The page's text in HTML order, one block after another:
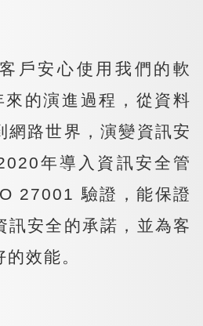
戶安心使用我們的軟
的演進過程，從資料
網路世界，演變資訊安
年導入資訊安全管
27001 驗證，能保證
訊安全的承諾，並為客
效能。